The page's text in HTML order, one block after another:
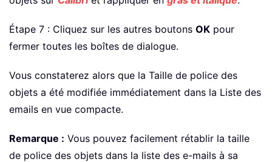
Étape 7 : Cliquez sur les autres boutons OK pour
fermer toutes les boîtes de dialogue.
Vous constaterez alors que la Taille de police des
objets a été modifiée immédiatement dans la Liste des
emails en vue compacte.
Remarque : Vous pouvez facilement rétablir la taille
de police des objets dans la liste des e-mails à sa